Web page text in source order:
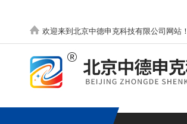
欢迎来到北京中德申克科技有限公司网站！